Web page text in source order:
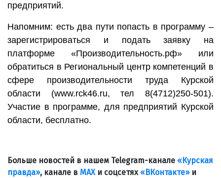
предприятий.
Напомним: есть два пути попасть в программу –
зарегистрироваться и подать заявку на
платформе «Производительность.рф» или
обратиться в Региональный центр компетенций в
сфере производительности труда Курской
области (www.rck46.ru, тел 8(4712)250-501).
Участие в программе, для предприятий Курской
области, бесплатно.
Больше новостей в нашем Telegram-канале «Курская
правда», канале в МАХи соцсетях «ВКонтакте»и